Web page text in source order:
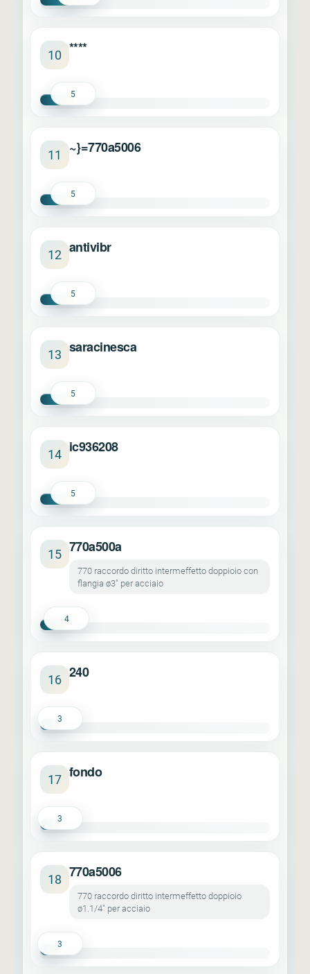
10 ****
5
11 ~}=770a5006
5
12 antivibr
5
13 saracinesca
5
14 ic936208
5
15 770a500a
770 raccordo diritto intermeffetto doppioio con
flangia ø3" per acciaio
4
16 240
3
17 fondo
3
18 770a5006
770 raccordo diritto intermeffetto doppioio
ø1.1/4" per acciaio
3